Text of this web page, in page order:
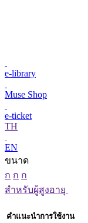
e-library
Muse Shop
e-ticket
TH
EN
ขนาด
ก ก ก
สำหรับผู้สูงอายุ
คำแนะนำการใช้งาน